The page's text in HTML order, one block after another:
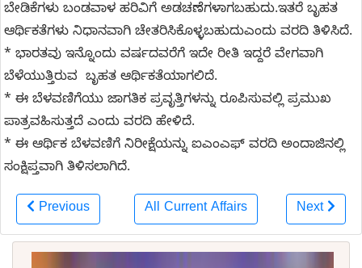
ಬೇಡಿಕೆಗಳು ಬಂಡವಾಳ ಹರಿವಿಗೆ ಅಡಚಣೆಗಳಾಗಬಹುದು.ಇತರೆ ಬೃಹತ
ಆರ್ಥಿಕತೆಗಳು ನಿಧಾನವಾಗಿ ಚೇತರಿಸಿಕೊಳ್ಳಬಹುದುಎಂದು ವರದಿ ತಿಳಿಸಿದೆ.
* ಭಾರತವು ಇನ್ನೊಂದು ವರ್ಷದವರೆಗೆ ಇದೇ ರೀತಿ ಇದ್ದರೆ ವೇಗವಾಗಿ
ಬೆಳೆಯುತ್ತಿರುವ ಬೃಹತ ಆರ್ಥಿಕತೆಯಾಗಲಿದೆ.
* ಈ ಬೆಳವಣಿಗೆಯು ಜಾಗತಿಕ ಪ್ರವೃತ್ತಿಗಳನ್ನು ರೂಪಿಸುವಲ್ಲಿ ಪ್ರಮುಖ
ಪಾತ್ರವಹಿಸುತ್ತದೆ ಎಂದು ವರದಿ ಹೇಳಿದೆ.
* ಈ ಆರ್ಥಿಕ ಬೆಳವಣಿಗೆ ನಿರೀಕ್ಷೆಯನ್ನು ಐಎಂಎಫ್ ವರದಿ ಅಂದಾಜಿನಲ್ಲಿ
ಸಂಕ್ಷಿಪ್ತವಾಗಿ ತಿಳಿಸಲಾಗಿದೆ.
Previous All Current Affairs Next